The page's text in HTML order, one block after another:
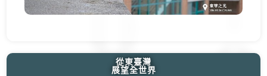
從東臺灣
展望全世界